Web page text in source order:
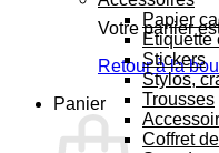
Votre panier
Retour à la
Panier
Papier
Etiquette
Stickers
Stylos,
Trousses
Coffret